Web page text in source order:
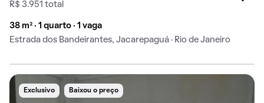
R$ 3.951 total
38 m² · 1 quarto · 1 vaga
Estrada dos Bandeirantes, Jacarepaguá · Rio de Janeiro
Exclusivo Baixou o preço